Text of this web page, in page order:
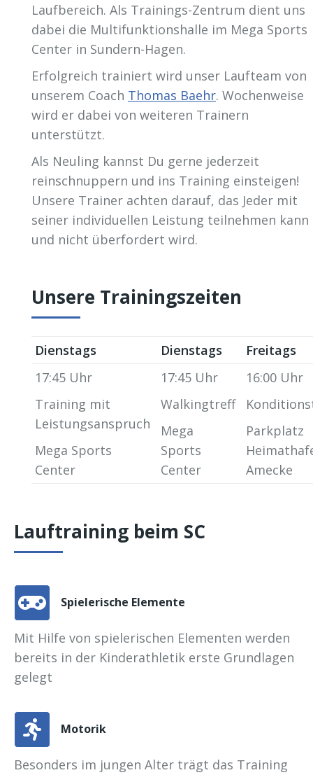
Laufbereich. Als Trainings-Zentrum dient uns
dabei die Multifunktionshalle im Mega Sports
Center in Sundern-Hagen.
Erfolgreich trainiert wird unser Laufteam von
unserem Coach Thomas Baehr. Wochenweise
wird er dabei von weiteren Trainern
unterstützt.
Als Neuling kannst Du gerne jederzeit
reinschnuppern und ins Training einsteigen!
Unsere Trainer achten darauf, das Jeder mit
seiner individuellen Leistung teilnehmen kann
und nicht überfordert wird.
Unsere Trainingszeiten
Dienstags Dienstags
Freitags
17:45 Uhr
Training mit
Leistungsanspruch
Mega Sports
Center
17:45 Uhr
Walkingtreff
Mega
Sports
Center
16:00 Uhr
Parkplatz
Amecke
Lauftraining beim SC
Spielerische Elemente
Mit Hilfe von spielerischen Elementen werden
bereits in der Kinderathletik erste Grundlagen
gelegt
Motorik
Besonders im jungen Alter trägt das Training